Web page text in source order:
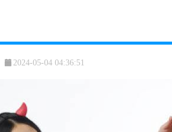
2024-05-04 04:36:51